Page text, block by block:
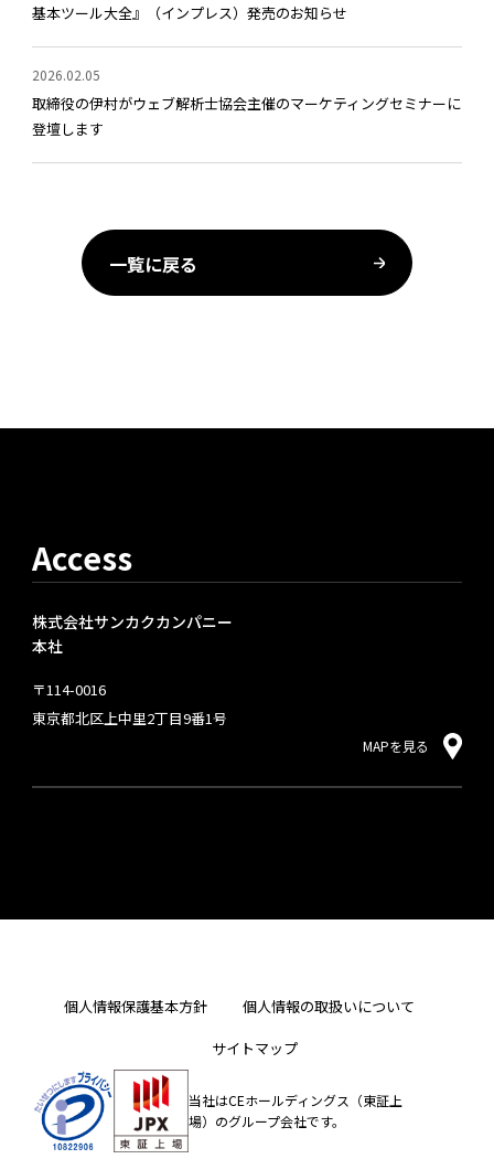
基本ツール大全』（インプレス）発売のお知らせ
2026.02.05
取締役の伊村がウェブ解析士協会主催のマーケティングセミナーに
登壇します
一覧に戻る
Access
株式会社サンカクカンパニー
本社
〒114-0016
東京都北区上中里2丁目9番1号
MAPを見る
個人情報保護基本方針
個人情報の取扱いについて
サイトマップ
当社はCEホールディングス（東証上
場）のグループ会社です。